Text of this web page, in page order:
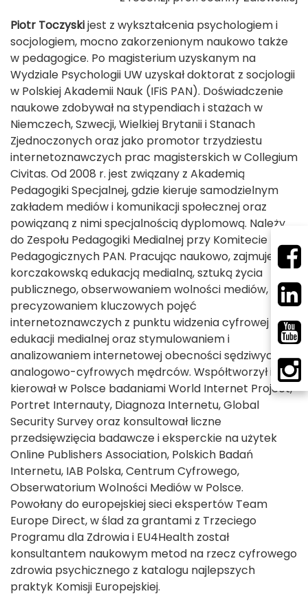
Piotr Toczyskijest z wykształcenia psychologiem i
socjologiem, mocno zakorzenionym naukowo także
w pedagogice. Po magisterium uzyskanym na
Wydziale Psychologii UW uzyskał doktorat z socjologii
w Polskiej Akademii Nauk (IFiS PAN). Doświadczenie
naukowe zdobywał na stypendiach i stażach w
Niemczech, Szwecji, Wielkiej Brytanii i Stanach
Zjednoczonych oraz jako promotor trzydziestu
internetoznawczych prac magisterskich w Collegium
Civitas. Od 2008 r. jest związany z Akademią
Pedagogiki Specjalnej, gdzie kieruje samodzielnym
zakładem mediów i komunikacji społecznej oraz
powiązaną z nimi specjalnością dyplomową. Należy
do Zespołu Pedagogiki Medialnej przy Komitecie Nauk
Pedagogicznych PAN. Pracując naukowo, zajmuje się
korczakowską edukacją medialną, sztuką życia
publicznego, obserwowaniem wolności mediów,
precyzowaniem kluczowych pojęć
internetoznawczych z punktu widzenia cyfrowej
edukacji medialnej oraz stymulowaniem i
analizowaniem internetowej obecności sędziwych
analogowo-cyfrowych mędrców. Współtworzył i
kierował w Polsce badaniami World Internet Project,
Portret Internauty, Diagnoza Internetu, Global
Security Survey oraz konsultował liczne
przedsięwzięcia badawcze i eksperckie na użytek
Online Publishers Association, Polskich Badań
Internetu, IAB Polska, Centrum Cyfrowego,
Obserwatorium Wolności Mediów w Polsce.
Powołany do europejskiej sieci ekspertów Team
Europe Direct, w ślad za grantami z Trzeciego
Programu dla Zdrowia i EU4Health został
konsultantem naukowym metod na rzecz cyfrowego
zdrowia psychicznego z katalogu najlepszych
praktyk Komisji Europejskiej.